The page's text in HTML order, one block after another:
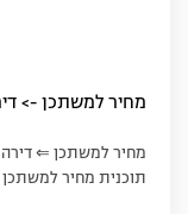
מחיר למשתכן ->
מחיר למשתכן ⇐ דירה
תוכנית מחיר